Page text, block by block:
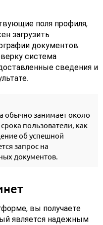
поля профиля,
загрузить
документов.
система
сведения и
обычно занимает около
пользователи, как
об успешной
запрос на
документов.
вы получаете
является надежным